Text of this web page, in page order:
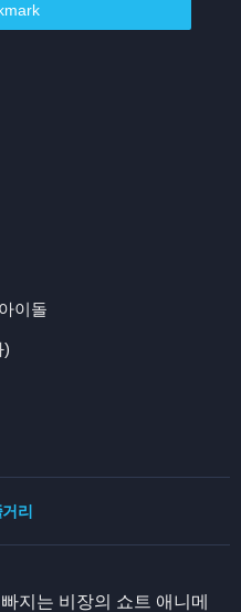
이돌
)
리
지는 비장의 쇼트 애니메